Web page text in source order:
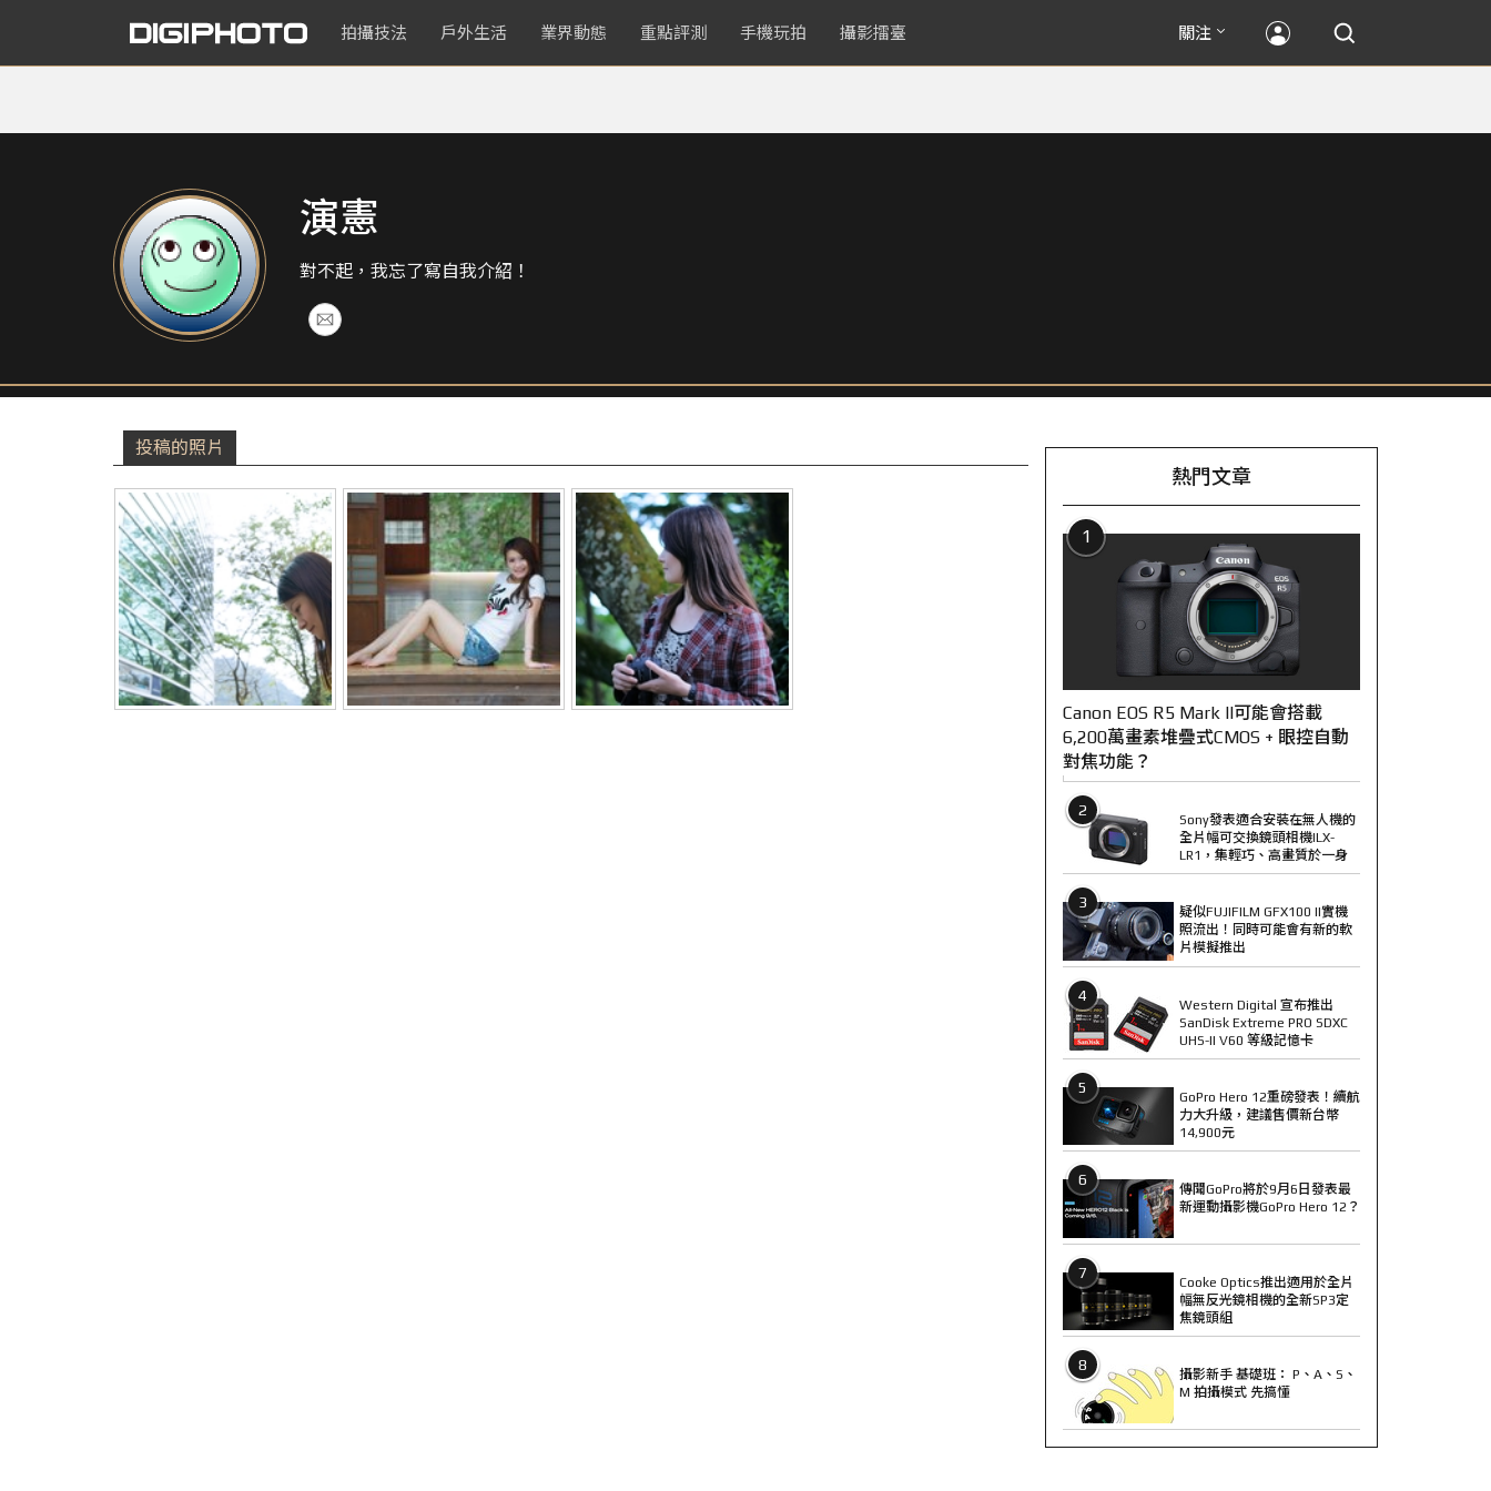
拍攝技法 戶外生活 業界動態 重點評測 手機玩拍 攝影擂臺 關注
演憲
對不起，我忘了寫自我介紹！
投稿的照片
熱門文章
1
Canon EOS R5 Mark II可能會搭載
6,200萬畫素堆疊式CMOS + 眼控自動
對焦功能？
2
Sony發表適合安裝在無人機的
全片幅可交換鏡頭相機ILX-
LR1，集輕巧、高畫質於一身
3
疑似FUJIFILM GFX100 II實機
照流出！同時可能會有新的軟
片模擬推出
4
Western Digital 宣布推出
SanDisk Extreme PRO SDXC
UHS-II V60 等級記憶卡
5
GoPro Hero 12重磅發表！續航
力大升級，建議售價新台幣
14,900元
6
傳聞GoPro將於9月6日發表最
新運動攝影機GoPro Hero 12？
7
Cooke Optics推出適用於全片
幅無反光鏡相機的全新SP3定
焦鏡頭組
8
攝影新手 基礎班： P、A、S、
M 拍攝模式 先搞懂